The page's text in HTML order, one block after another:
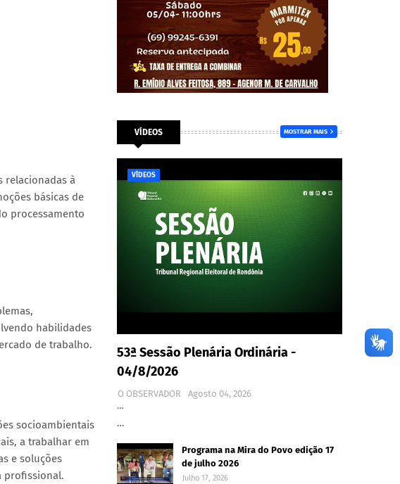
relacionadas à
básicas de
processamento
habilidades
de trabalho.
socioambientais
a trabalhar em
e soluções
profissional.
VÍDEOS MOSTRAR MAIS
VÍDEOS
53ª Sessão Plenária Ordinária -
04/8/2026
O OBSERVADOR
Agosto 04, 2026
…
…
Programa na Mira do Povo edição 17
de julho 2026
Julho 17, 2026